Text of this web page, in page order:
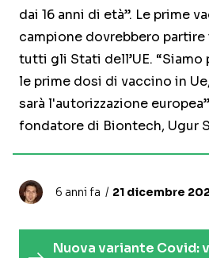
dai 16 anni di età”. Le prime
campione dovrebbero
tutti gli Stati dell’UE.
le prime dosi di vaccino in
sarà l'autorizzazione
fondatore di Biontech, Ugur
6 anni fa 21 dicembre
Nuova variante Covid: